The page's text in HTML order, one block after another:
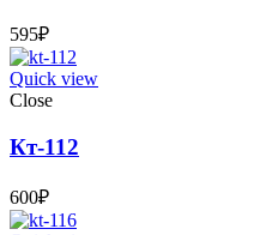
595₽
Quick view
Close
Кт-112
600₽